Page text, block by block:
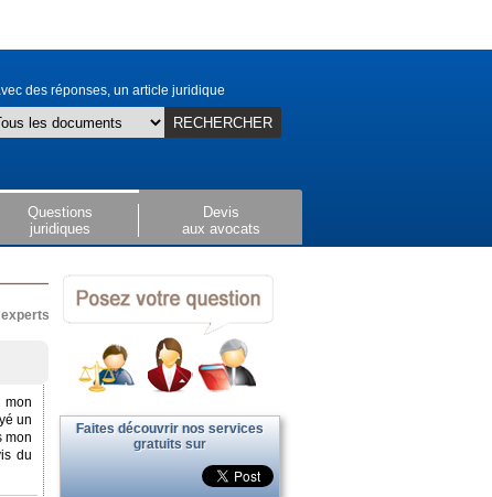
des réponses, un article juridique
RECHERCHER
Questions
juridiques
Devis
aux avocats
mon
un
mon
du
Faites découvrir nos services
gratuits sur